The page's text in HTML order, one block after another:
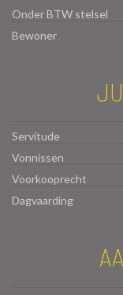
Onder BTW stelsel
Bewoner
Servitude
Vonnissen
Voorkooprecht
Dagvaarding